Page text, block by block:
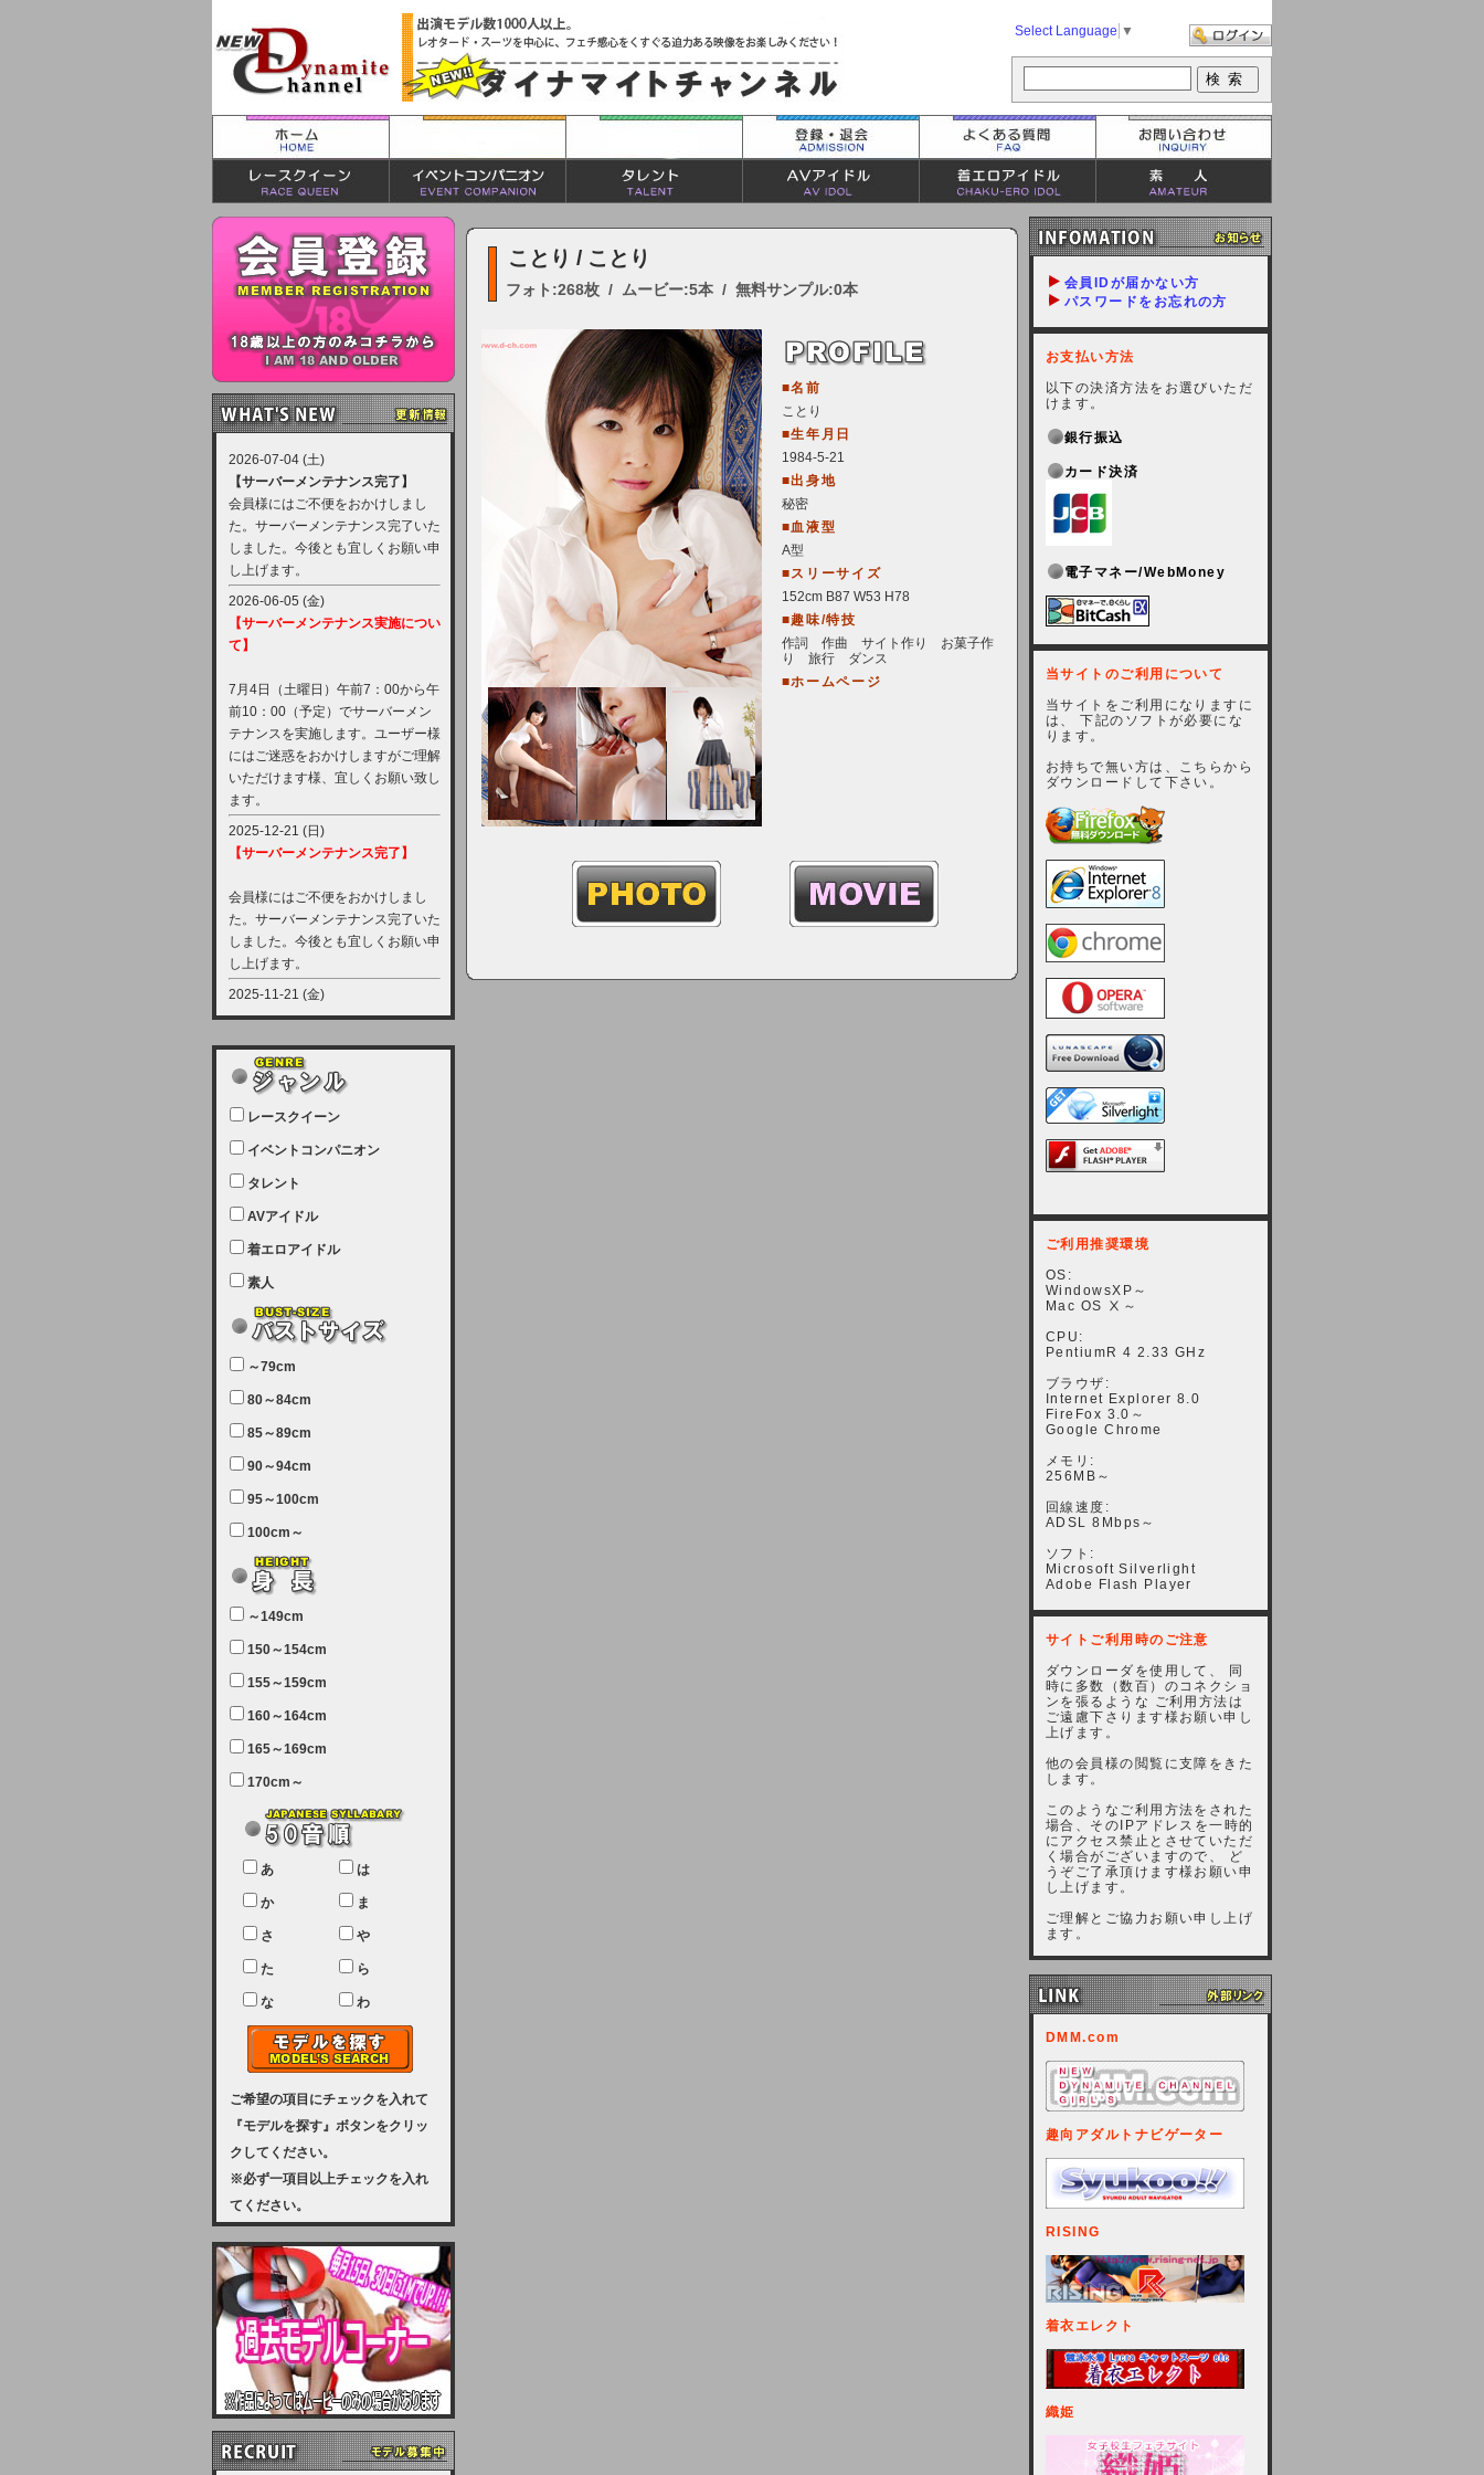
Select Language ▼
2026-07-04 (土)
【サーバーメンテナンス完了】
会員様にはご不便をおかけしまし
た。サーバーメンテナンス完了いた
しました。今後とも宜しくお願い申
し上げます。
2026-06-05 (金)
【サーバーメンテナンス実施につい
て】
7月4日（土曜日）午前7：00から午
前10：00（予定）でサーバーメン
テナンスを実施します。ユーザー様
にはご迷惑をおかけしますがご理解
いただけます様、宜しくお願い致し
ます。
2025-12-21 (日)
【サーバーメンテナンス完了】
会員様にはご不便をおかけしまし
た。サーバーメンテナンス完了いた
しました。今後とも宜しくお願い申
し上げます。
2025-11-21 (金)
【サーバーメンテナンス実施につい
12月21日（日曜日）午前9：00か
ら午前11：00（予定）でサーバー
メンテナンスを実施します。ユーザ
ー様にはご迷惑をおかけしますがご
理解いただけます様、宜しくお願い
致します。
2025-07-05 (土)
【サーバーメンテナンス完了のお知
本日、サーバーメンテナンスのため
ユーザー様には大変ご迷惑をおかけ
しました。無事、メンテナンスが完
致します。
2025-06-11 (水)
【サーバーメンテナンス実施につい
7月5日（土曜日）午前7：00から午
テナンスを実施します。ユーザー様
にはご迷惑をおかけしますがご理解
いただけます様、宜しくお願い致し
【クレジットカード決済について
②】
現在、クレジットカード決済はJCB
のみになっております。大変ご迷惑
キャシュでの決済は可能ですので、
宜しくお願い致します。
2024-02-23 (金)
【クレジットカード決済について】
只今、クレジットカード会社の都合
により決済ができない状況です。
ユーザー様には、大変ご迷惑をおか
けいたしまして申し訳ございませ
ん。
2023-08-31 (木)
【サーバーメンテナンス実施のお知
らせ】
2023年 9月10日（日曜日）午前8：
サーバーメンテナンスを実施いたし
ます。その為、アクセスはできませ
ますが、ご理解の程を宜しくお願い
致します。
2022-09-01 (木)
【サーバーメンテナンスのお知ら
せ】
9月10日（土曜日）AM6：00から
AM8：00（予定）サーバーメンテ
ナンスを致します。ご迷惑をおかけ
レースクイーン
イベントコンパニオン
タレント
AVアイドル
着エロアイドル
素人
～79cm
80～84cm
85～89cm
90～94cm
95～100cm
100cm～
～149cm
150～154cm
155～159cm
160～164cm
165～169cm
170cm～
あ は
か ま
さ や
た ら
な わ
ご希望の項目にチェックを入れて
『モデルを探す』ボタンをクリッ
クしてください。
※必ず一項目以上チェックを入れ
てください。
ことり / ことり
フォト:268枚 / ムービー:5本 / 無料サンプル:0本
■名前
ことり
■生年月日
1984-5-21
■出身地
秘密
■血液型
A型
■スリーサイズ
152cm B87 W53 H78
■趣味/特技
作詞 作曲 サイト作り お菓子作
り 旅行 ダンス
■ホームページ
会員IDが届かない方
パスワードをお忘れの方
お支払い方法
以下の決済方法をお選びいただ
けます。
銀行振込
カード決済
電子マネー/WebMoney
当サイトのご利用について
当サイトをご利用になりますに
は、 下記のソフトが必要にな
ります。
お持ちで無い方は、こちらから
ダウンロードして下さい。
ご利用推奨環境
OS:
WindowsXP～
Mac OS Ⅹ～
CPU:
PentiumR 4 2.33 GHz
ブラウザ:
Internet Explorer 8.0
FireFox 3.0～
Google Chrome
メモリ:
256MB～
回線速度:
ADSL 8Mbps～
ソフト:
Microsoft Silverlight
Adobe Flash Player
サイトご利用時のご注意
ダウンローダを使用して、 同
時に多数（数百）のコネクショ
ンを張るような ご利用方法は
ご遠慮下さります様お願い申し
上げます。
他の会員様の閲覧に支障をきた
します。
このようなご利用方法をされた
場合、そのIPアドレスを一時的
にアクセス禁止とさせていただ
く場合がございますので、 ど
うぞご了承頂けます様お願い申
し上げます。
ご理解とご協力お願い申し上げ
ます。
DMM.com
趣向アダルトナビゲーター
RISING
着衣エレクト
織姫